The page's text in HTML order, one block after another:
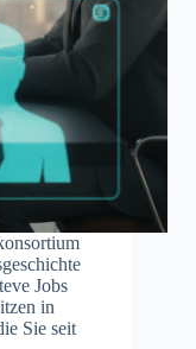
Jobs
in
Sie seit